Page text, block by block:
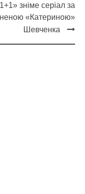
зніме серіал за
«Катериною»
Шевченка